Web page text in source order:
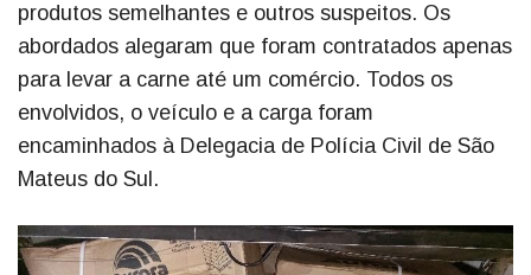
produtos semelhantes e outros suspeitos. Os
abordados alegaram que foram contratados apenas
para levar a carne até um comércio. Todos os
envolvidos, o veículo e a carga foram
encaminhados à Delegacia de Polícia Civil de São
Mateus do Sul.